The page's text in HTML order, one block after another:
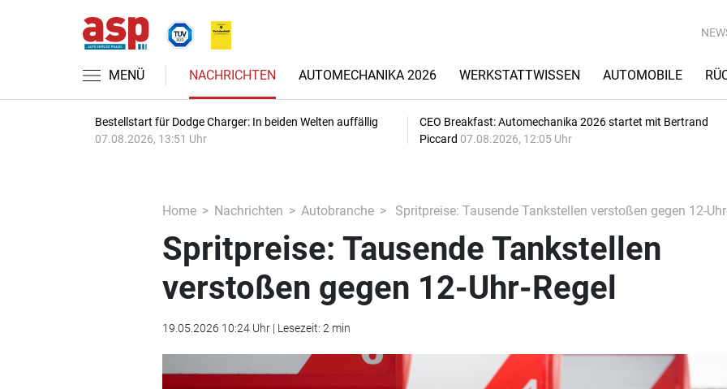
MENÜ NACHRICHTEN AUTOMECHANIKA 2026 WERKSTATTWISSEN AUTOMOBILE
Bestellstart für Dodge Charger: In beiden Welten auffällig
07.08.2026, 13:51 Uhr
CEO Breakfast: Automechanika 2026 startet mit Bertrand
Piccard 07.08.2026, 12:05 Uhr
Home Nachrichten Autobranche Spritpreise: Tausende Tankstellen verstoßen gegen 12-
Spritpreise: Tausende Tankstellen
verstoßen gegen 12-Uhr-Regel
19.05.2026 10:24 Uhr | Lesezeit: 2 min